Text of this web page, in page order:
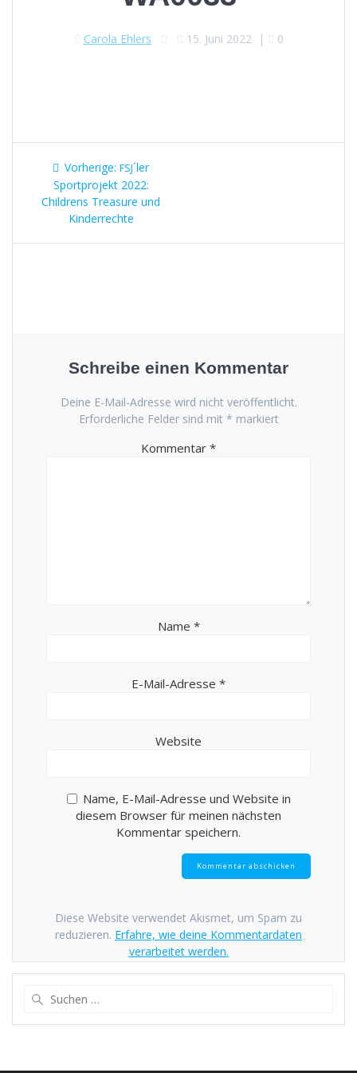
Carola Ehlers 15. Juni 2022| 0
Beitragsnavigation
Vorherige: Vorheriger
Beitrag:
FSJ´ler
Sportprojekt 2022:
Childrens Treasure und
Kinderrechte
Schreibe einen Kommentar
Deine E-Mail-Adresse wird nicht veröffentlicht.
Erforderliche Felder sind mit * markiert
Kommentar *
Name *
E-Mail-Adresse *
Website
Name, E-Mail-Adresse und Website in
diesem Browser für meinen nächsten
Kommentar speichern.
Diese Website verwendet Akismet, um Spam zu
reduzieren. Erfahre, wie deine Kommentardaten
verarbeitet werden.